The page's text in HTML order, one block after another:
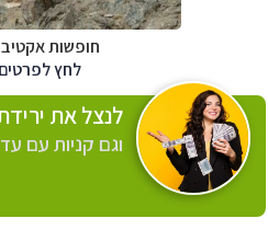
חופשות אקטיב
לחץ לפרטים
לנצל את
וגם קניות עם עד 10% הנחה